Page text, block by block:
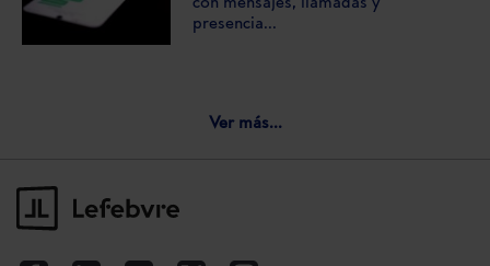
con mensajes, llamadas y
presencia...
Ver más...